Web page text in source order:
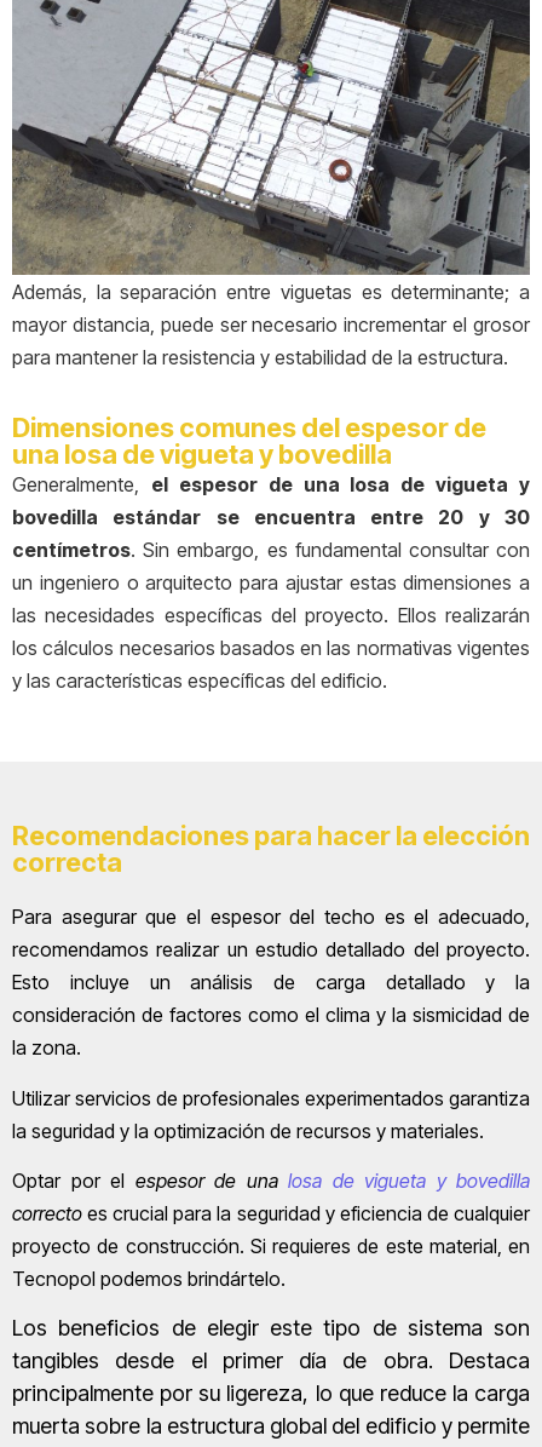
Además, la separación entre viguetas es determinante; a
mayor distancia, puede ser necesario incrementar el grosor
para mantener la resistencia y estabilidad de la estructura.
Dimensiones comunes del espesor de
una losa de vigueta y bovedilla
Generalmente, el espesor de una losa de vigueta y
bovedilla estándar se encuentra entre 20 y 30
centímetros. Sin embargo, es fundamental consultar con
un ingeniero o arquitecto para ajustar estas dimensiones a
las necesidades específicas del proyecto. Ellos realizarán
los cálculos necesarios basados en las normativas vigentes
y las características específicas del edificio.
Recomendaciones para hacer la elección
correcta
Para asegurar que el espesor del techo es el adecuado,
recomendamos realizar un estudio detallado del proyecto.
Esto incluye un análisis de carga detallado y la
consideración de factores como el clima y la sismicidad de
la zona.
Utilizar servicios de profesionales experimentados garantiza
la seguridad y la optimización de recursos y materiales.
Optar por el espesor de una losa de vigueta y bovedilla
correctoes crucial para la seguridad y eficiencia de cualquier
proyecto de construcción. Si requieres de este material, en
Tecnopol podemos brindártelo.
Los beneficios de elegir este tipo de sistema son
tangibles desde el primer día de obra. Destaca
principalmente por su ligereza, lo que reduce la carga
muerta sobre la estructura global del edificio y permite